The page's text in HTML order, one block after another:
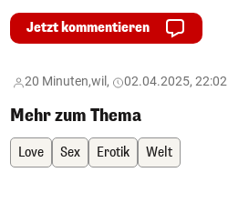
Jetzt kommentieren
20 Minuten,wil, 02.04.2025, 22:02
Mehr zum Thema
Love Sex Erotik Welt